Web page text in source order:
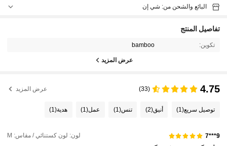
البائع والشحن من: شي إن
تفاصيل المنتج
تكوين: bamboo
عرض المزيد
4.75
(33) عرض المزيد
توصيل سريع(1) أنيق(2) تنس(1) عمل(1) هدية(1)
9***7 لون: لون كستنائي / مقاس: M